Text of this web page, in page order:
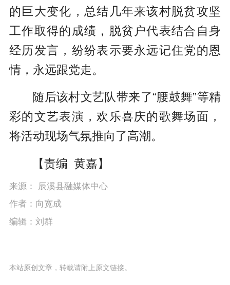
的巨大变化，总结几年来该村脱贫攻坚
工作取得的成绩，脱贫户代表结合自身
经历发言，纷纷表示要永远记住党的恩
情，永远跟党走。
随后该村文艺队带来了“腰鼓舞”等精
彩的文艺表演，欢乐喜庆的歌舞场面，
将活动现场气氛推向了高潮。
【责编 黄嘉】
来源： 辰溪县融媒体中心
作者：向宽成
编辑：刘群
本站原创文章，转载请附上原文链接。